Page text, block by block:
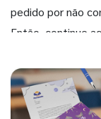
pedido por não
Então, continue